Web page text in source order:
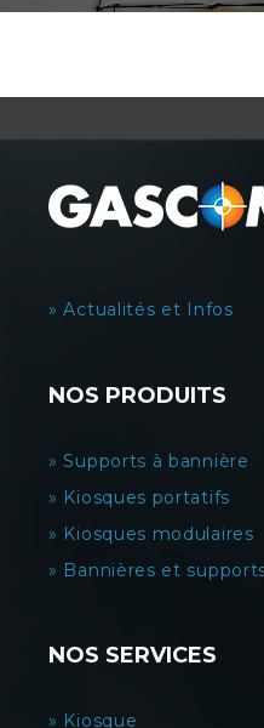
» Actualités et Infos
NOS PRODUITS
» Supports à bannière
» Kiosques portatifs
» Kiosques modulaires
» Bannières et
NOS SERVICES
» Kiosque